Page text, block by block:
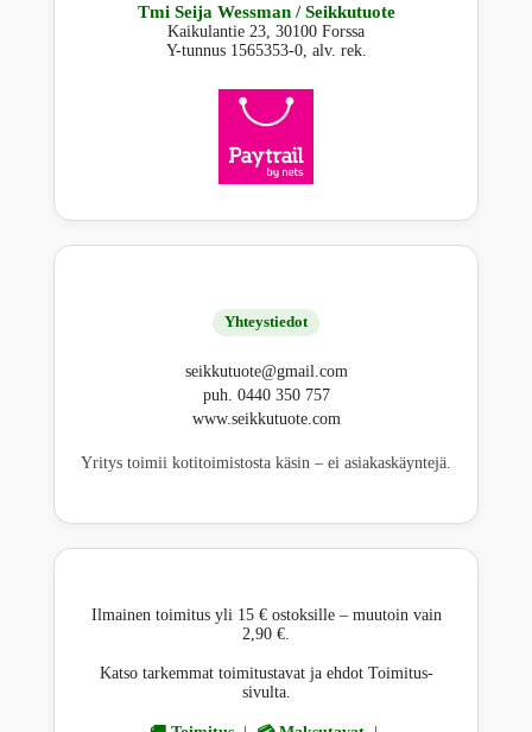
Tmi Seija Wessman / Seikkutuote
Kaikulantie 23, 30100 Forssa
Y-tunnus 1565353-0, alv. rek.
Yhteystiedot
seikkutuote@gmail.com
puh. 0440 350 757
www.seikkutuote.com
Yritys toimii kotitoimistosta käsin – ei asiakaskäyntejä.
Ilmainen toimitus yli 15 € ostoksille – muutoin vain
2,90 €.
Katso tarkemmat toimitustavat ja ehdot Toimitus-
sivulta.